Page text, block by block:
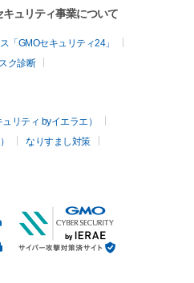
ュリティ事業について
「GMOセキュリティ24」
ク診断
リティ byイエラエ）
なりすまし対策